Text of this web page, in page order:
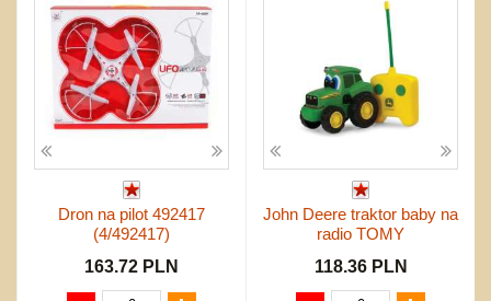
Dron na pilot 492417
(4/492417)
163.72 PLN
John Deere traktor baby na
radio TOMY
118.36 PLN